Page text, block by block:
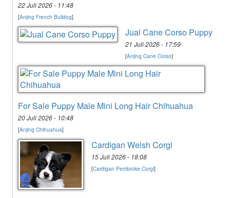
22 Juli 2026 - 11:48
[Anjing French Bulldog]
Jual Cane Corso Puppy
21 Juli 2026 - 17:59
[Anjing Cane Corso]
For Sale Puppy Male Mini Long Hair Chihuahua
20 Juli 2026 - 10:48
[Anjing Chihuahua]
Cardigan Welsh Corgi
15 Juli 2026 - 18:08
[Cardigan Pembroke Corgi]